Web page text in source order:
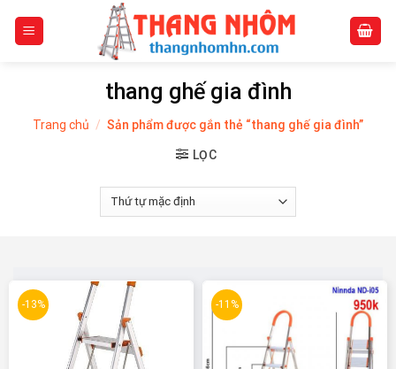
thang ghế gia đình
Trang chủ / Sản phẩm được gắn thẻ “thang ghế gia đình”
LỌC
-13% -11%